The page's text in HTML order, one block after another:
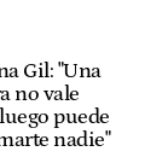
Gil: "Una
no vale
puede
nadie"